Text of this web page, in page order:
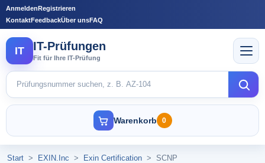
AnmeldenRegistrieren
KontaktFeedbackÜber unsFAQ
IT IT-Prüfungen
Fit für Ihre IT-Prüfung
Warenkorb 0
Start > EXIN.Inc > Exin Certification > SCNP